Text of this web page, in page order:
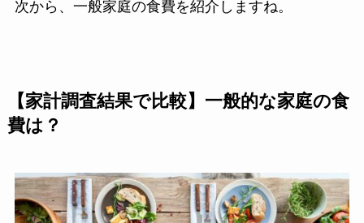
次から、一般家庭の食費を紹介しますね。
【家計調査結果で比較】一般的な家庭の食
費は？